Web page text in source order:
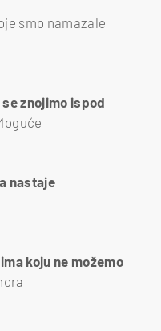
smo namazale
znojimo ispod
nastaje
koju ne možemo